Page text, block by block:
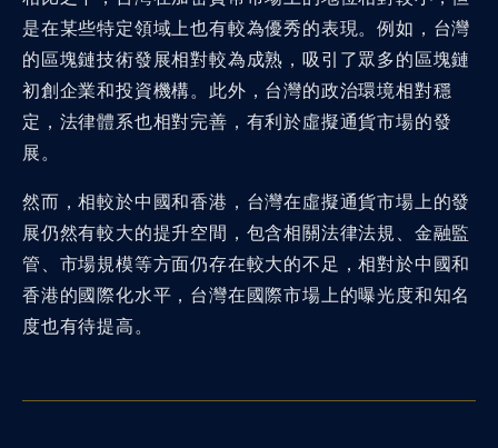
是在某些特定領域上也有較為優秀的表現。例如，台灣
的區塊鏈技術發展相對較為成熟，吸引了眾多的區塊鏈
初創企業和投資機構。此外，台灣的政治環境相對穩
定，法律體系也相對完善，有利於虛擬通貨市場的發
展。
然而，相較於中國和香港，台灣在虛擬通貨市場上的發
展仍然有較大的提升空間，包含相關法律法規、金融監
管、市場規模等方面仍存在較大的不足，相對於中國和
香港的國際化水平，台灣在國際市場上的曝光度和知名
度也有待提高。